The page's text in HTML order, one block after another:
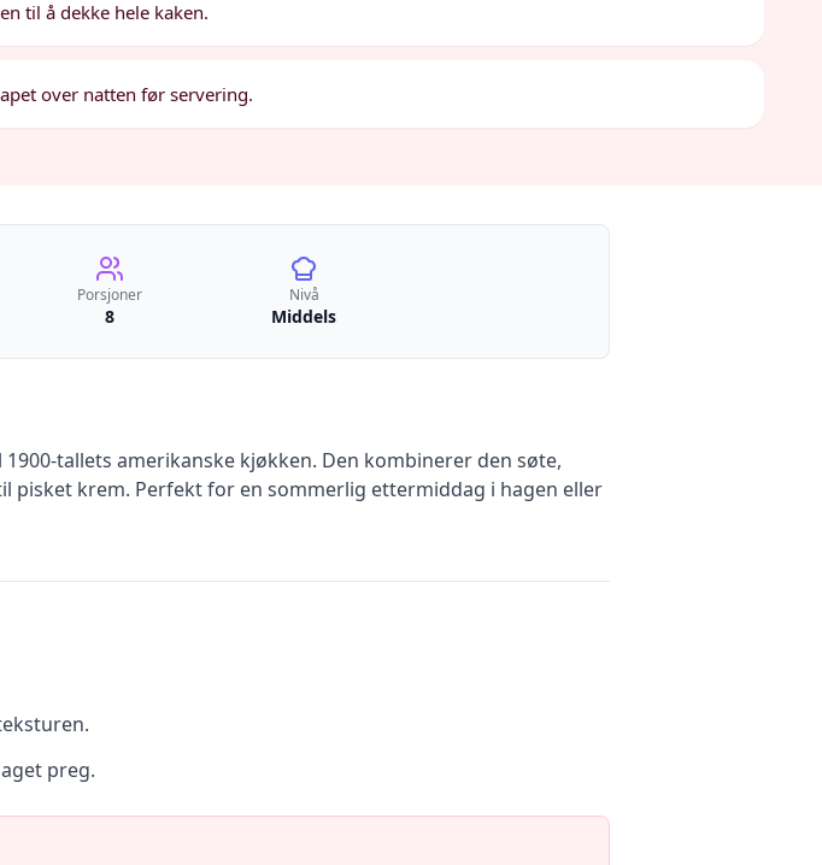
til å dekke hele kaken.
over natten før servering.
Porsjoner
8
Nivå
Middels
tallets amerikanske kjøkken. Den kombinerer den søte,
pisket krem. Perfekt for en sommerlig ettermiddag i hagen eller
preg.